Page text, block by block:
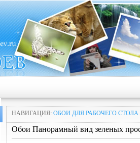
НАВИГАЦИЯ: ОБОИ ДЛЯ РАБОЧЕГО СТОЛА
Обои Панорамный вид зеленых